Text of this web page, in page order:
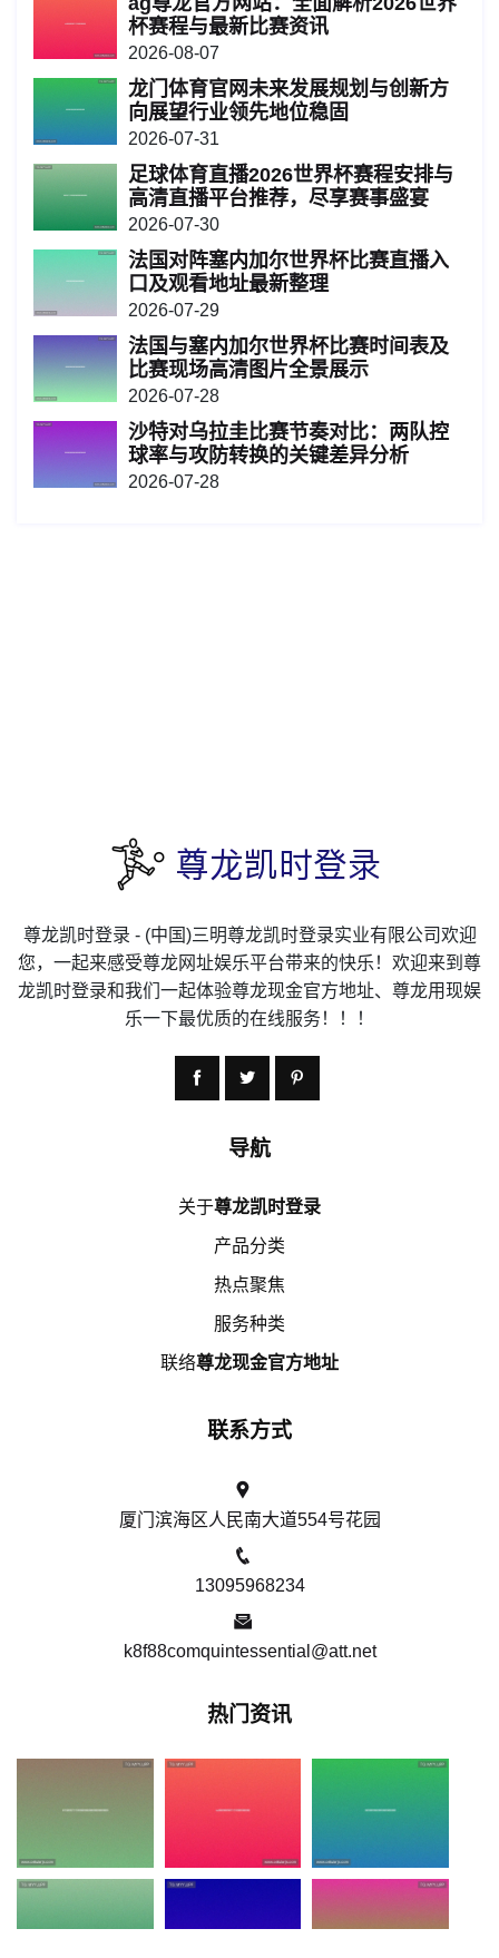
杯赛程与最新比赛资讯
2026-08-07
龙门体育官网未来发展规划与创新方
向展望行业领先地位稳固
2026-07-31
足球体育直播2026世界杯赛程安排与
高清直播平台推荐，尽享赛事盛宴
2026-07-30
法国对阵塞内加尔世界杯比赛直播入
口及观看地址最新整理
2026-07-29
法国与塞内加尔世界杯比赛时间表及
比赛现场高清图片全景展示
2026-07-28
沙特对乌拉圭比赛节奏对比：两队控
球率与攻防转换的关键差异分析
2026-07-28
尊龙凯时登录 - (中国)三明尊龙凯时登录实业有限公司欢迎
您，一起来感受尊龙网址娱乐平台带来的快乐！欢迎来到尊
龙凯时登录和我们一起体验尊龙现金官方地址、尊龙用现娱
乐一下最优质的在线服务！！！
导航
关于尊龙凯时登录
产品分类
热点聚焦
服务种类
联络尊龙现金官方地址
联系方式
厦门滨海区人民南大道554号花园
13095968234
k8f88comquintessential@att.net
热门资讯